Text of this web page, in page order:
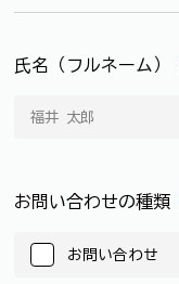
氏名（フルネーム）
お問い合わせの種類
お問い合わせ